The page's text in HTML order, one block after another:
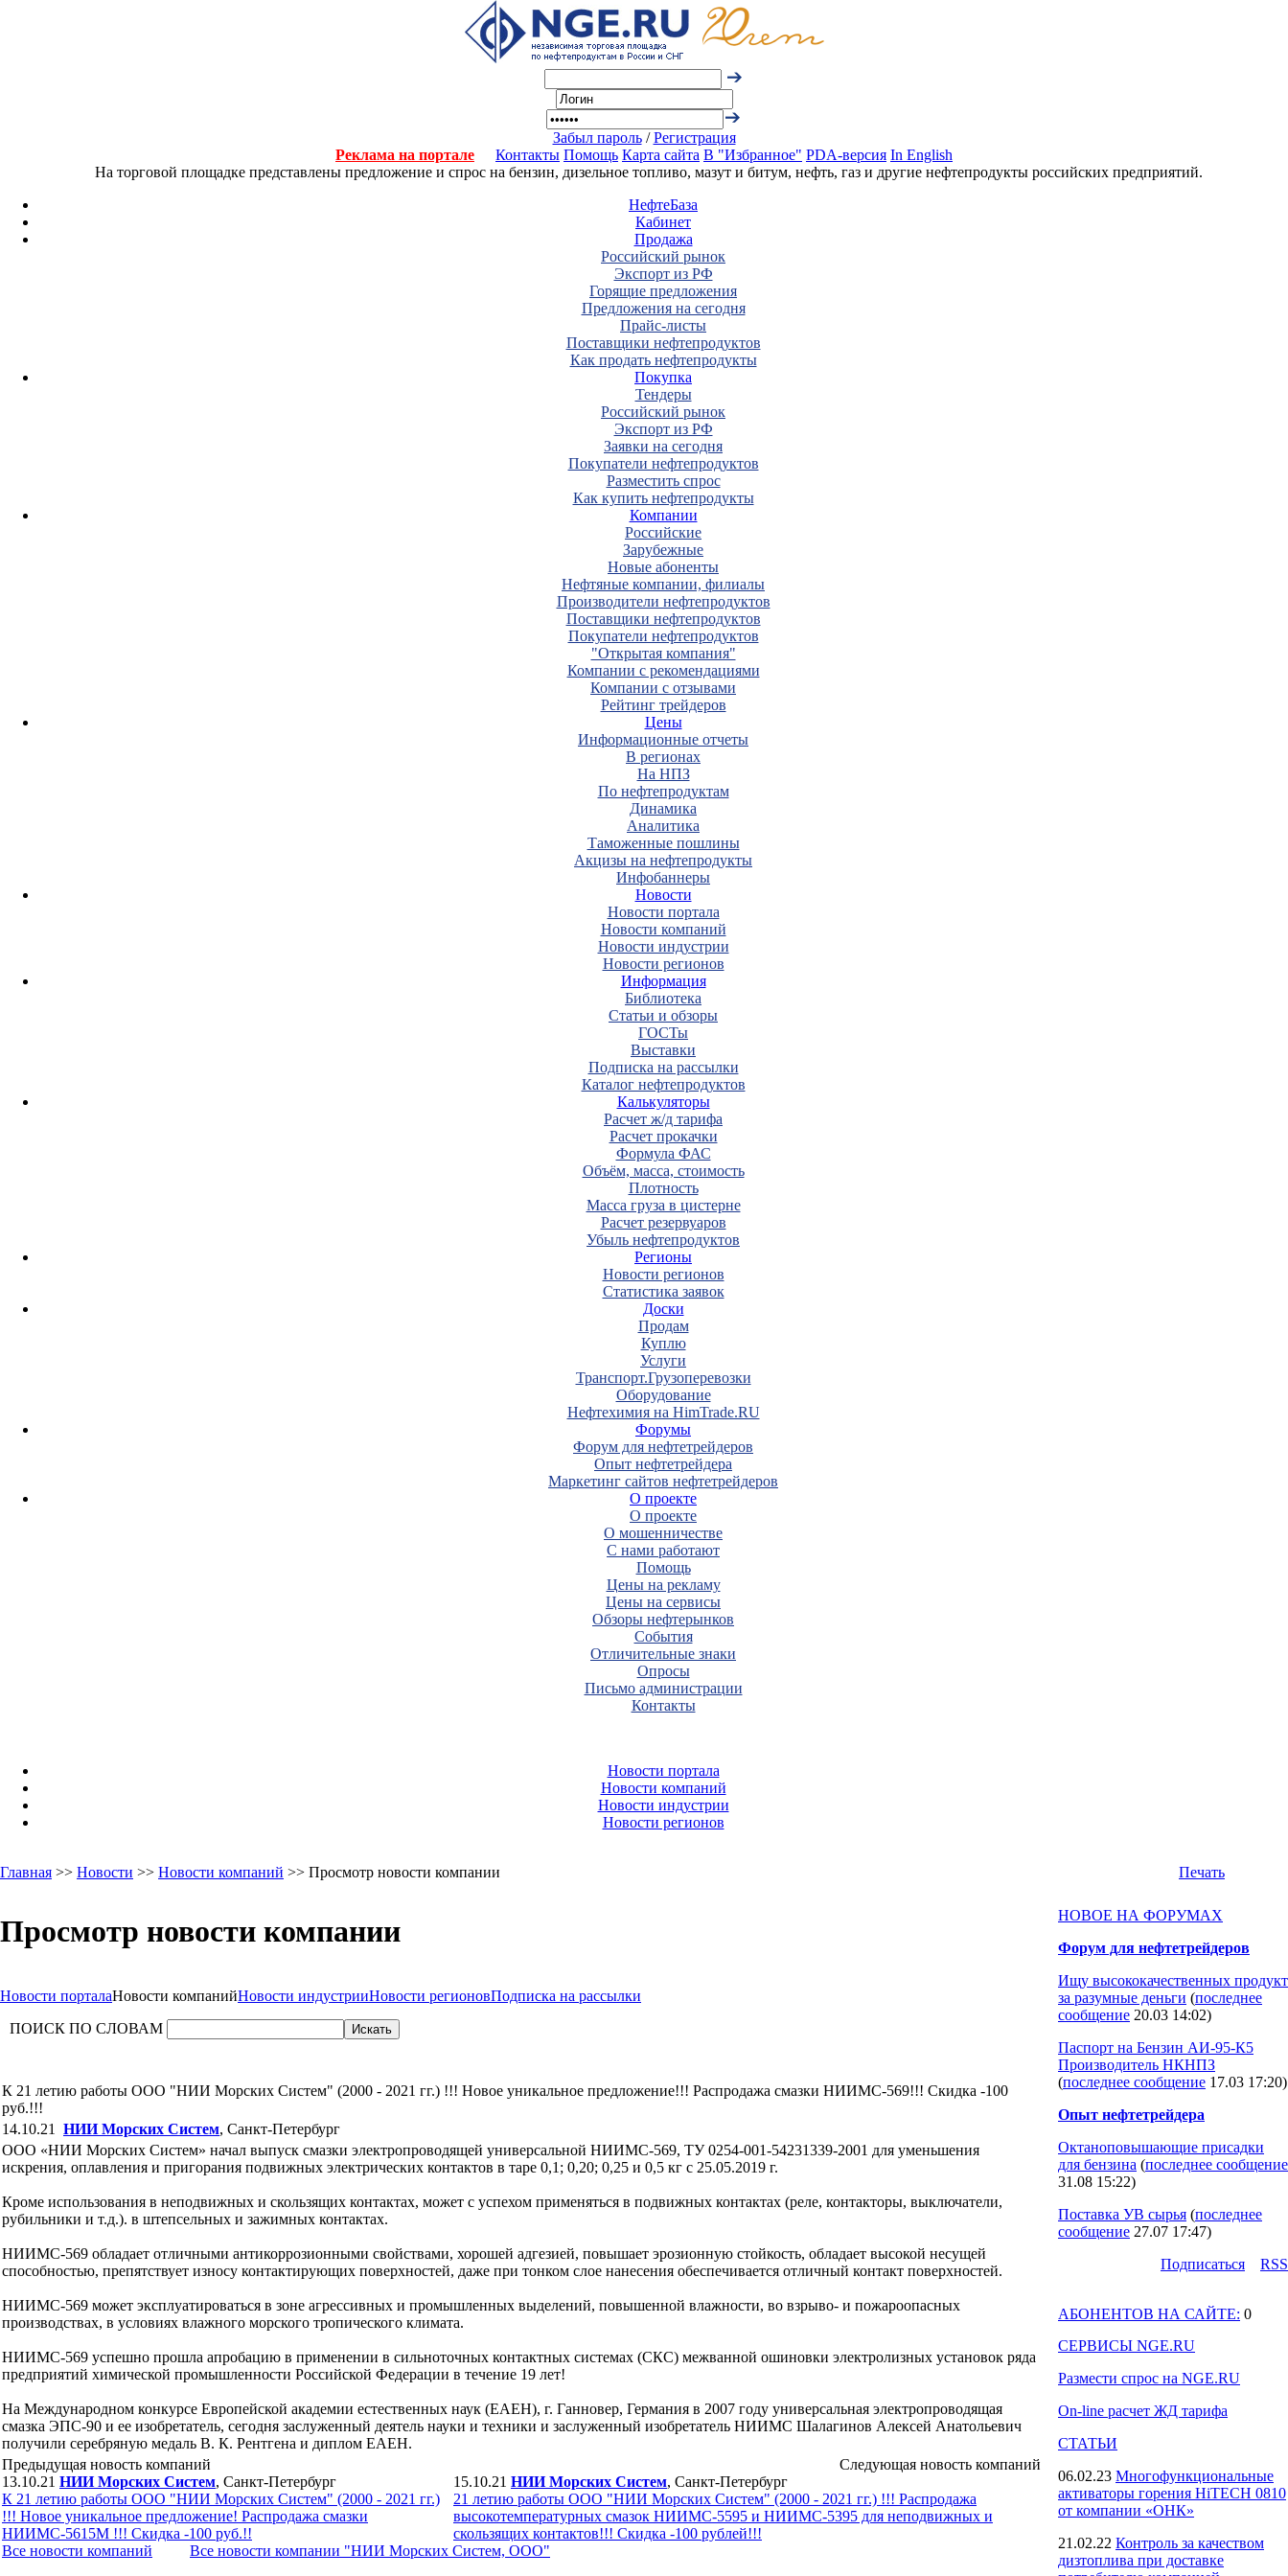
Забыл пароль/Регистрация
Реклама на портале
Контакты Помощь Карта сайта В "Избранное" PDA-версия In English
На торговой площадке представлены предложение и спрос на бензин, дизельное топливо, мазут и битум, нефть, газ и другие нефтепродукты российских предприятий.
НефтеБаза
Кабинет
Продажа
Российский рынок
Экспорт из РФ
Горящие предложения
Предложения на сегодня
Прайс-листы
Поставщики нефтепродуктов
Как продать нефтепродукты
Покупка
Тендеры
Российский рынок
Экспорт из РФ
Заявки на сегодня
Покупатели нефтепродуктов
Разместить спрос
Как купить нефтепродукты
Компании
Российские
Зарубежные
Новые абоненты
Нефтяные компании, филиалы
Производители нефтепродуктов
Поставщики нефтепродуктов
Покупатели нефтепродуктов
"Открытая компания"
Компании с рекомендациями
Компании с отзывами
Рейтинг трейдеров
Цены
Информационные отчеты
В регионах
На НПЗ
По нефтепродуктам
Динамика
Аналитика
Таможенные пошлины
Акцизы на нефтепродукты
Инфобаннеры
Новости
Новости портала
Новости компаний
Новости индустрии
Новости регионов
Информация
Библиотека
Статьи и обзоры
ГОСТы
Выставки
Подписка на рассылки
Каталог нефтепродуктов
Калькуляторы
Расчет ж/д тарифа
Расчет прокачки
Формула ФАС
Объём, масса, стоимость
Плотность
Масса груза в цистерне
Расчет резервуаров
Убыль нефтепродуктов
Регионы
Новости регионов
Статистика заявок
Доски
Продам
Куплю
Услуги
Транспорт.Грузоперевозки
Оборудование
Нефтехимия на HimTrade.RU
Форумы
Форум для нефтетрейдеров
Опыт нефтетрейдера
Маркетинг сайтов нефтетрейдеров
О проекте
О проекте
О мошенничестве
С нами работают
Помощь
Цены на рекламу
Цены на сервисы
Обзоры нефтерынков
События
Отличительные знаки
Опросы
Письмо администрации
Контакты
Новости портала
Новости компаний
Новости индустрии
Новости регионов
Главная >> Новости >> Новости компаний >> Просмотр новости компании Печать
Просмотр новости компании
Новости порталаНовости компанийНовости индустрииНовости регионовПодписка на рассылки
ПОИСК ПО СЛОВАМ
К 21 летию работы ООО "НИИ Морских Систем" (2000 - 2021 гг.) !!! Новое уникальное предложение!!! Распродажа смазки НИИМС-569!!! Скидка -100
руб.!!!
14.10.21 НИИ Морских Систем, Санкт-Петербург
ООО «НИИ Морских Систем» начал выпуск смазки электропроводящей универсальной НИИМС-569, ТУ 0254-001-54231339-2001 для уменьшения
искрения, оплавления и пригорания подвижных электрических контактов в таре 0,1; 0,20; 0,25 и 0,5 кг с 25.05.2019 г.
Кроме использования в неподвижных и скользящих контактах, может с успехом применяться в подвижных контактах (реле, контакторы, выключатели,
рубильники и т.д.). в штепсельных и зажимных контактах.
НИИМС-569 обладает отличными антикоррозионными свойствами, хорошей адгезией, повышает эрозионную стойкость, обладает высокой несущей
способностью, препятствует износу контактирующих поверхностей, даже при тонком слое нанесения обеспечивается отличный контакт поверхностей.
НИИМС-569 может эксплуатироваться в зоне агрессивных и промышленных выделений, повышенной влажности, во взрыво- и пожароопасных
производствах, в условиях влажного морского тропического климата.
НИИМС-569 успешно прошла апробацию в применении в сильноточных контактных системах (СКС) межванной ошиновки электролизных установок ряда
предприятий химической промышленности Российской Федерации в течение 19 лет!
На Международном конкурсе Европейской академии естественных наук (ЕАЕН), г. Ганновер, Германия в 2007 году универсальная электропроводящая
смазка ЭПС-90 и ее изобретатель, сегодня заслуженный деятель науки и техники и заслуженный изобретатель НИИМС Шалагинов Алексей Анатольевич
получили серебряную медаль В. К. Рентгена и диплом ЕАЕН.
Предыдущая новость компаний
13.10.21 НИИ Морских Систем, Санкт-Петербург
К 21 летию работы ООО "НИИ Морских Систем" (2000 - 2021 гг.)
!!! Новое уникальное предложение! Распродажа смазки
НИИМС-5615М !!! Скидка -100 руб.!!
Следующая новость компаний
15.10.21 НИИ Морских Систем, Санкт-Петербург
21 летию работы ООО "НИИ Морских Систем" (2000 - 2021 гг.) !!! Распродажа
высокотемпературных смазок НИИМС-5595 и НИИМС-5395 для неподвижных и
скользящих контактов!!! Скидка -100 рублей!!!
Все новости компaний
Все новости компaнии "НИИ Морских Систем, ООО"
НОВОЕ НА ФОРУМАХ
Форум для нефтетрейдеров
Ищу высококачественных продукт
за разумные деньги (последнее
сообщение 20.03 14:02)
Паспорт на Бензин АИ-95-К5
Производитель НКНПЗ
(последнее сообщение 17.03 17:20)
Опыт нефтетрейдера
Октаноповышающие присадки
для бензина (последнее сообщение
31.08 15:22)
Поставка УВ сырья (последнее
сообщение 27.07 17:47)
Подпиcаться
RSS
АБОНЕНТОВ НА САЙТЕ: 0
СЕРВИСЫ NGE.RU
Размести спрос на NGE.RU
On-line расчет ЖД тарифа
СТАТЬИ
06.02.23 Многофункциональные
активаторы горения HiTECH 0810
от компании «ОНК»
21.02.22 Контроль за качеством
дизтоплива при доставке